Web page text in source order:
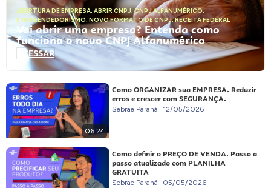
ABERTURA DE EMPRESA, ABRIR CNPJ,CNPJ ALFANUMÉRICO,
EMPREENDEDORISMO, NOVO FORMATO DE CNPJ,RECEITA FEDERAL
Vai abrir uma empresa? Entenda como
funciona o novo CNPJ Alfanumérico
ACESSAR
06:24
Como ORGANIZAR sua EMPRESA. Reduzir
erros e crescer com SEGURANÇA.
Sebrae Paraná 12/05/2026
Como definir o PREÇO DE VENDA. Passo a
passo atualizado com PLANILHA
GRATUITA
Sebrae Paraná 05/05/2026